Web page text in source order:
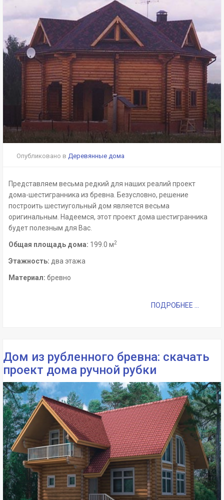
Опубликовано в Деревянные дома
Представляем весьма редкий для наших реалий проект
дома-шестигранника из бревна. Безусловно, решение
построить шестиугольный дом является весьма
оригинальным. Надеемся, этот проект дома шестигранника
будет полезным для Вас.
Общая площадь дома: 199.0 м2
Этажность: два этажа
Материал: бревно
ПОДРОБНЕЕ ...
Дом из рубленного бревна: скачать
проект дома ручной рубки